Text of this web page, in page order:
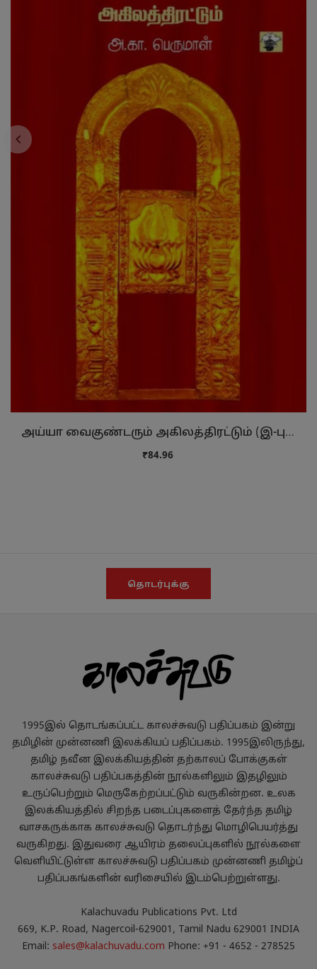
அய்யா வைகுண்டரும் அகிலத்திரட்டும் (இ-புத்தகம்)
₹84.96
தொடர்புக்கு
1995இல் தொடங்கப்பட்ட காலச்சுவடு பதிப்பகம் இன்று
தமிழின் முன்னணி இலக்கியப் பதிப்பகம். 1995இலிருந்து,
தமிழ் நவீன இலக்கியத்தின் தற்காலப் போக்குகள்
காலச்சுவடு பதிப்பகத்தின் நூல்களிலும் இதழிலும்
உருப்பெற்றும் மெருகேற்றப்பட்டும் வருகின்றன. உலக
இலக்கியத்தில் சிறந்த படைப்புகளைத் தேர்ந்த தமிழ்
வாசகருக்காக காலச்சுவடு தொடர்ந்து மொழிபெயர்த்து
வருகிறது. இதுவரை ஆயிரம் தலைப்புகளில் நூல்களை
வெளியிட்டுள்ள காலச்சுவடு பதிப்பகம் முன்னணி தமிழ்ப்
பதிப்பகங்களின் வரிசையில் இடம்பெற்றுள்ளது.
Kalachuvadu Publications Pvt. Ltd
669, K.P. Road, Nagercoil-629001, Tamil Nadu 629001 INDIA
Email: sales@kalachuvadu.com Phone: +91 - 4652 - 278525